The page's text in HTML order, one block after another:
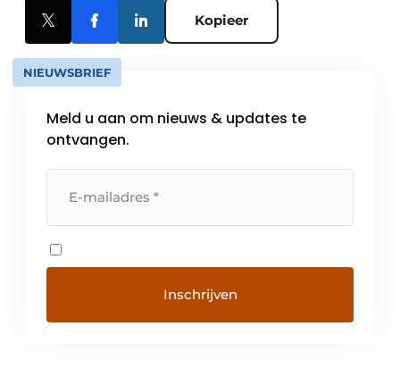
Kopieer
NIEUWSBRIEF
Meld u aan om nieuws & updates te
ontvangen.